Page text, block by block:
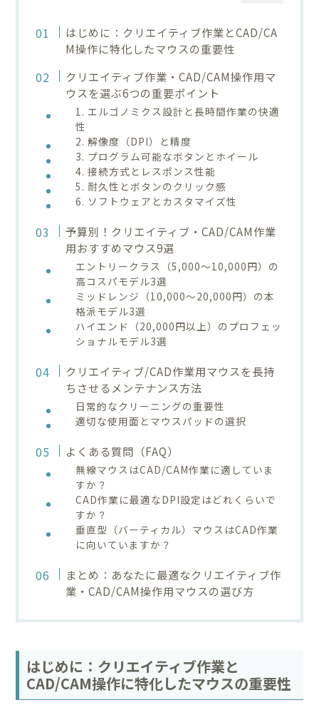
はじめに：クリエイティブ作業とCAD/CA
M操作に特化したマウスの重要性
クリエイティブ作業・CAD/CAM操作用マ
ウスを選ぶ6つの重要ポイント
1. エルゴノミクス設計と長時間作業の快適
性
2. 解像度（DPI）と精度
3. プログラム可能なボタンとホイール
4. 接続方式とレスポンス性能
5. 耐久性とボタンのクリック感
6. ソフトウェアとカスタマイズ性
予算別！クリエイティブ・CAD/CAM作業
用おすすめマウス9選
エントリークラス（5,000〜10,000円）の
高コスパモデル3選
ミッドレンジ（10,000〜20,000円）の本
格派モデル3選
ハイエンド（20,000円以上）のプロフェッ
ショナルモデル3選
クリエイティブ/CAD作業用マウスを長持
ちさせるメンテナンス方法
日常的なクリーニングの重要性
適切な使用面とマウスパッドの選択
よくある質問（FAQ）
無線マウスはCAD/CAM作業に適していま
すか？
CAD作業に最適なDPI設定はどれくらいで
すか？
垂直型（バーティカル）マウスはCAD作業
に向いていますか？
まとめ：あなたに最適なクリエイティブ作
業・CAD/CAM操作用マウスの選び方
はじめに：クリエイティブ作業と
CAD/CAM操作に特化したマウスの重要性